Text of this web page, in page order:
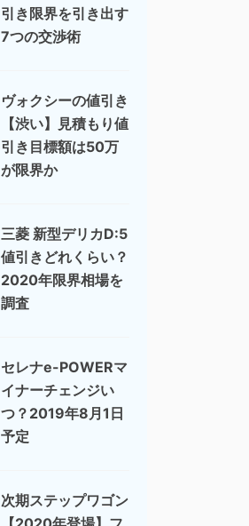
引き限界を引き出す
7つの交渉術
ヴォクシーの値引き
【渋い】見積もり値
引き目標額は50万
が限界か
三菱 新型デリカD:5
値引きどれくらい？
2020年限界相場を
調査
セレナe-POWERマ
イナーチェンジい
つ？2019年8月1日
予定
次期ステップワゴン